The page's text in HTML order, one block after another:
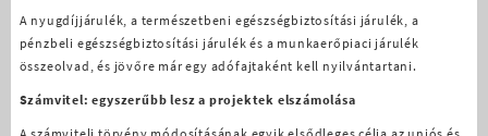
A nyugdíjjárulék, a természetbeni egészségbiztosítási járulék, a
pénzbeli egészségbiztosítási járulék és a munkaerőpiaci járulék
összeolvad, és jövőre már egy adófajtaként kell nyilvántartani.
Számvitel: egyszerűbb lesz a projektek elszámolása
A számviteli törvény módosításának egyik elsődleges célja az uniós és